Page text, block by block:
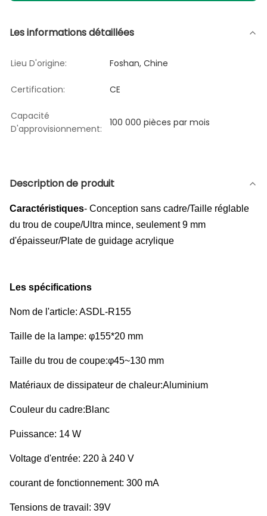
Les informations détaillées
Lieu D'origine: Foshan, Chine
Certification: CE
Capacité
D'approvisionnement:
100 000 pièces par mois
Description de produit
Caractéristiques- Conception sans cadre/Taille réglable
du trou de coupe/Ultra mince, seulement 9 mm
d'épaisseur/Plate de guidage acrylique
Les spécifications
Nom de l'article: ASDL-R155
Taille de la lampe: φ155*20 mm
Taille du trou de coupe:φ45~130 mm
Matériaux de dissipateur de chaleur:Aluminium
Couleur du cadre:Blanc
Puissance: 14 W
Voltage d'entrée: 220 à 240 V
courant de fonctionnement: 300 mA
Tensions de travail: 39V